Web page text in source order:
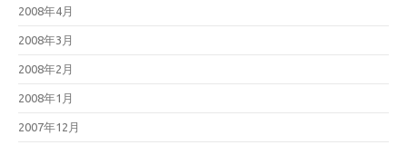
2008年4月
2008年3月
2008年2月
2008年1月
2007年12月